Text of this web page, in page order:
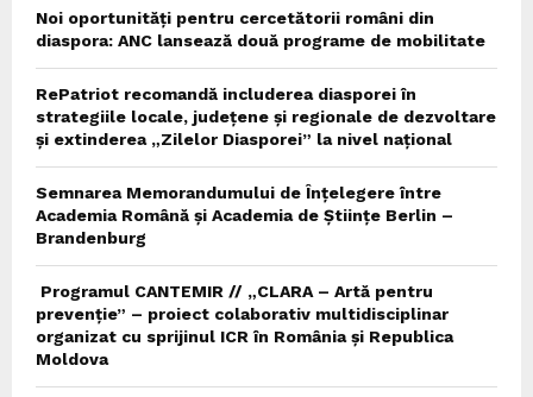
Noi oportunități pentru cercetătorii români din
diaspora: ANC lansează două programe de mobilitate
RePatriot recomandă includerea diasporei în
strategiile locale, județene și regionale de dezvoltare
și extinderea „Zilelor Diasporei” la nivel național
Semnarea Memorandumului de Înțelegere între
Academia Română și Academia de Științe Berlin –
Brandenburg
Programul CANTEMIR // „CLARA – Artă pentru
prevenție” – proiect colaborativ multidisciplinar
organizat cu sprijinul ICR în România și Republica
Moldova